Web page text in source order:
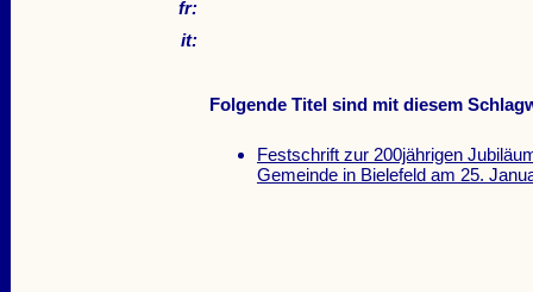
fr:
it:
Folgende Titel sind mit diesem
Festschrift zur 200jährigen
Gemeinde in Bielefeld am 25.